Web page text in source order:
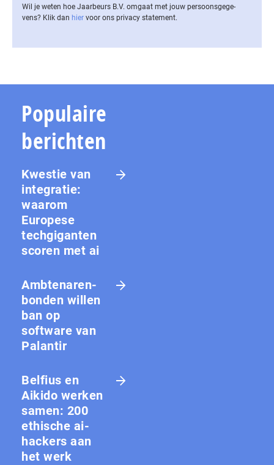
Wil je weten hoe Jaarbeurs B.V. omgaat met jouw per­soons­ge­ge­
vens? Klik dan hier voor ons privacy statement.
Populaire
berichten
Kwestie van
integratie:
waarom
Europese
techgiganten
scoren met ai
Amb­te­na­ren­
bon­den willen
ban op
software van
Palantir
Belfius en
Aikido werken
samen: 200
ethische ai-
hackers aan
het werk